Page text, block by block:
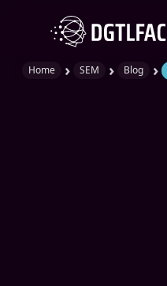
Home › SEM › Blog ›